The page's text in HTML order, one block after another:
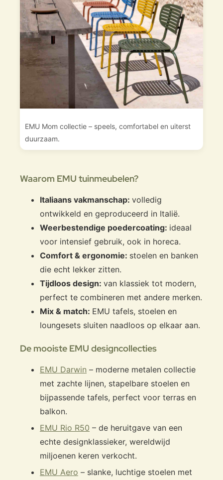
EMU Mom collectie – speels, comfortabel en uiterst
duurzaam.
Waarom EMU tuinmeubelen?
Italiaans vakmanschap: volledig
ontwikkeld en geproduceerd in Italië.
Weerbestendige poedercoating: ideaal
voor intensief gebruik, ook in horeca.
Comfort & ergonomie: stoelen en banken
die echt lekker zitten.
Tijdloos design: van klassiek tot modern,
perfect te combineren met andere merken.
Mix & match: EMU tafels, stoelen en
loungesets sluiten naadloos op elkaar aan.
De mooiste EMU designcollecties
EMU Darwin – moderne metalen collectie
met zachte lijnen, stapelbare stoelen en
bijpassende tafels, perfect voor terras en
balkon.
EMU Rio R50 – de heruitgave van een
echte designklassieker, wereldwijd
miljoenen keren verkocht.
EMU Aero – slanke, luchtige stoelen met